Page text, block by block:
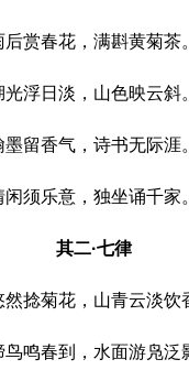
后赏春花，满斟黄菊茶。
光浮日淡，山色映云斜。
墨留香气，诗书无际涯。
闲须乐意，独坐诵千家。
其二·七律
然捻菊花，山青云淡饮
鸣春到，水面游凫泛